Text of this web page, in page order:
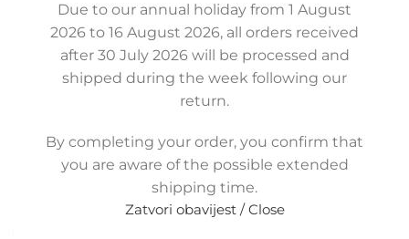
Due to our annual holiday from 1 August
2026 to 16 August 2026, all orders received
after 30 July 2026 will be processed and
shipped during the week following our
return.
By completing your order, you confirm that
you are aware of the possible extended
shipping time.
Zatvori obavijest / Close
Zamjensko crijevo intercoolera i
turbine FIAT DOBLO CARGO /
DOBLO, 1.9 MJTD, 51767530, 51757422
4-1-20/ob
Garancija: 5 god jamstva